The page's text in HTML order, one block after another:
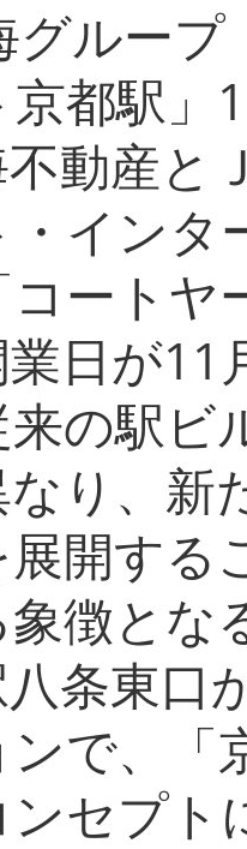
グルー
都駅」
動産と
インタ
ートヤ
日が11
の駅ビ
り、新
展開する
徴とな
条東口
ンで、「
セプト